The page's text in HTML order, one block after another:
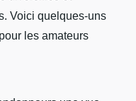
Voici quelques-uns
les amateurs